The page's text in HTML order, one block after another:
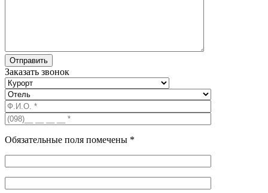
Заказать звонок
Обязательные поля помечены *